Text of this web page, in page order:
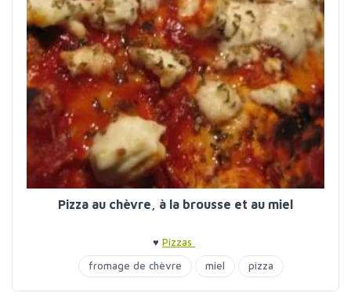
Pizza au chèvre, à la brousse et au miel
♥ Pizzas
fromage de chèvre
miel pizza